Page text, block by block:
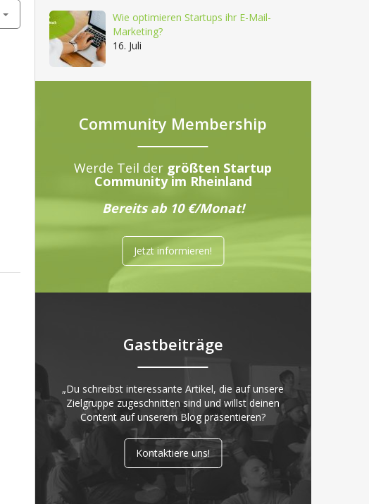
Wie optimieren Startups ihr E-Mail-
Marketing?
16. Juli
Community Membership
Werde Teil der größten Startup
Community im Rheinland
Bereits ab 10 €/Monat!
Jetzt informieren!
Gastbeiträge
„Du schreibst interessante Artikel, die auf unsere
Zielgruppe zugeschnitten sind und willst deinen
Content auf unserem Blog präsentieren?
Kontaktiere uns!